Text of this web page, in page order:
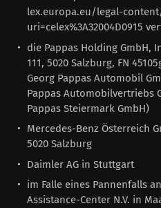
lex.europa.eu/legal-
uri=celex%3A32004D0915
die Pappas Holding GmbH,
111, 5020 Salzburg, FN
Georg Pappas Automobil
Pappas Automobilvertriebs
Pappas Steiermark GmbH)
Mercedes-Benz Österreich
5020 Salzburg
Daimler AG in Stuttgart
im Falle eines Pannenfalls
Assistance-Center N.V. in